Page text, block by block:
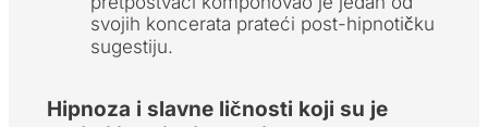
svojih koncerata prateći post-hipnotičku
sugestiju.
Hipnoza i slavne ličnosti koji su je